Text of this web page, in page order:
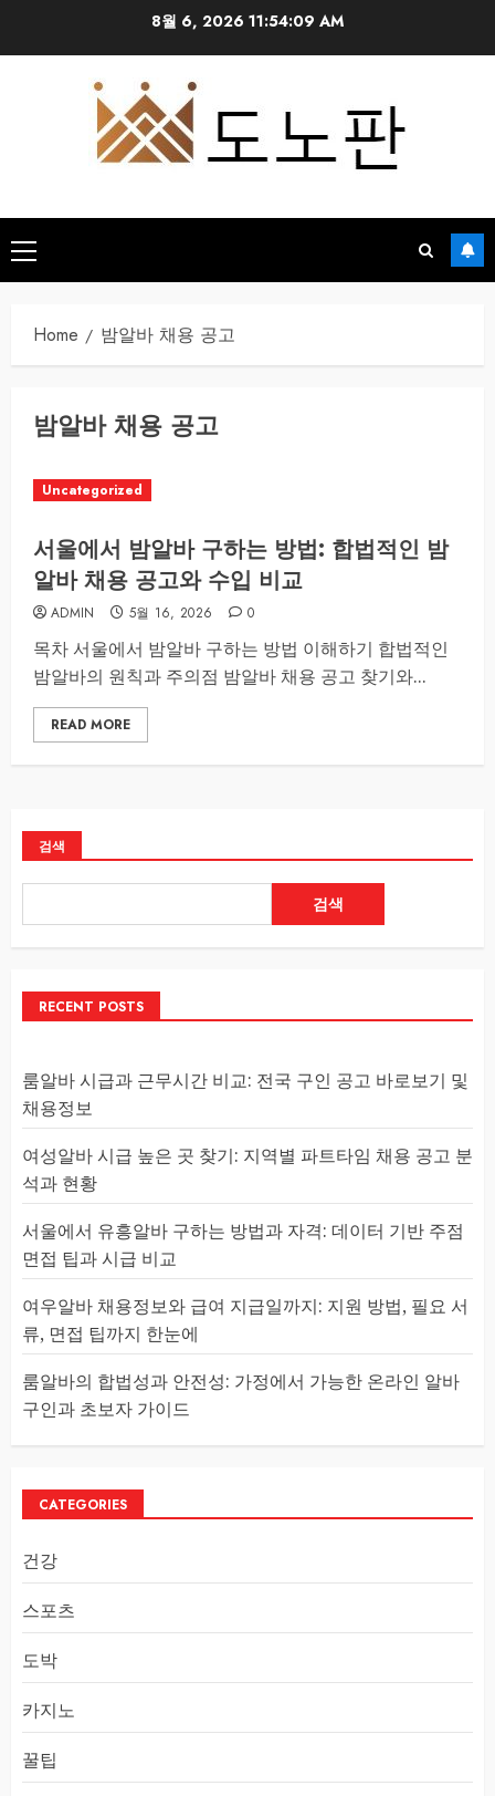
8월 6, 2026 11:54:09 AM
Primary
Menu
Home 밤알바 채용 공고
밤알바 채용 공고
Uncategorized
서울에서 밤알바 구하는 방법: 합법적인 밤
알바 채용 공고와 수입 비교
ADMIN 5월 16, 2026 0
목차 서울에서 밤알바 구하는 방법 이해하기 합법적인
밤알바의 원칙과 주의점 밤알바 채용 공고 찾기와...
READ MORE
검색
검색
RECENT POSTS
룸알바 시급과 근무시간 비교: 전국 구인 공고 바로보기 및
채용정보
여성알바 시급 높은 곳 찾기: 지역별 파트타임 채용 공고 분
석과 현황
서울에서 유흥알바 구하는 방법과 자격: 데이터 기반 주점
면접 팁과 시급 비교
여우알바 채용정보와 급여 지급일까지: 지원 방법, 필요 서
류, 면접 팁까지 한눈에
룸알바의 합법성과 안전성: 가정에서 가능한 온라인 알바
구인과 초보자 가이드
CATEGORIES
건강
스포츠
도박
카지노
꿀팁